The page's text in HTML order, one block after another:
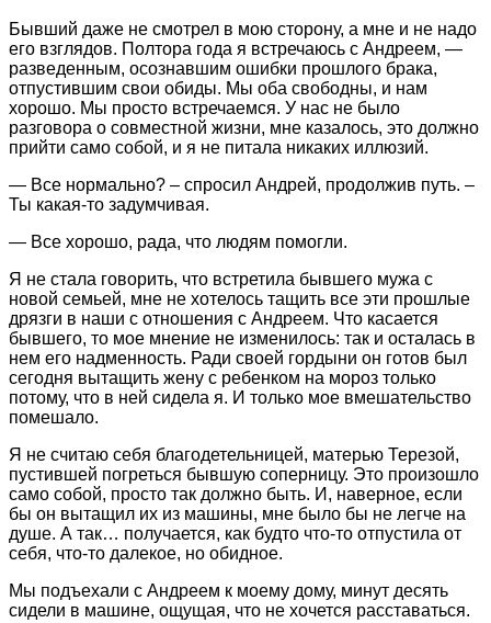
Бывший даже не смотрел в мою сторону, а мне и не надо
его взглядов. Полтора года я встречаюсь с Андреем, —
разведенным, осознавшим ошибки прошлого брака,
отпустившим свои обиды. Мы оба свободны, и нам
хорошо. Мы просто встречаемся. У нас не было
разговора о совместной жизни, мне казалось, это должно
прийти само собой, и я не питала никаких иллюзий.
— Все нормально? – спросил Андрей, продолжив путь. –
Ты какая-то задумчивая.
— Все хорошо, рада, что людям помогли.
Я не стала говорить, что встретила бывшего мужа с
новой семьей, мне не хотелось тащить все эти прошлые
дрязги в наши с отношения с Андреем. Что касается
бывшего, то мое мнение не изменилось: так и осталась в
нем его надменность. Ради своей гордыни он готов был
сегодня вытащить жену с ребенком на мороз только
потому, что в ней сидела я. И только мое вмешательство
помешало.
Я не считаю себя благодетельницей, матерью Терезой,
пустившей погреться бывшую соперницу. Это произошло
само собой, просто так должно быть. И, наверное, если
бы он вытащил их из машины, мне было бы не легче на
душе. А так… получается, как будто что-то отпустила от
себя, что-то далекое, но обидное.
Мы подъехали с Андреем к моему дому, минут десять
сидели в машине, ощущая, что не хочется расставаться.